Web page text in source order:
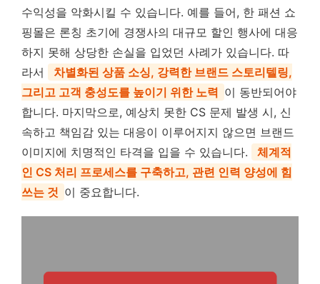
수익성을 악화시킬 수 있습니다. 예를 들어, 한 패션 쇼
핑몰은 론칭 초기에 경쟁사의 대규모 할인 행사에 대응
하지 못해 상당한 손실을 입었던 사례가 있습니다. 따
라서
차별화된 상품 소싱, 강력한 브랜드 스토리텔링,
그리고 고객 충성도를 높이기 위한 노력 이 동반되어야
합니다. 마지막으로, 예상치 못한 CS 문제 발생 시, 신
속하고 책임감 있는 대응이 이루어지지 않으면 브랜드
이미지에 치명적인 타격을 입을 수 있습니다.
체계적
인 CS 처리 프로세스를 구축하고, 관련 인력 양성에 힘
쓰는 것 이 중요합니다.